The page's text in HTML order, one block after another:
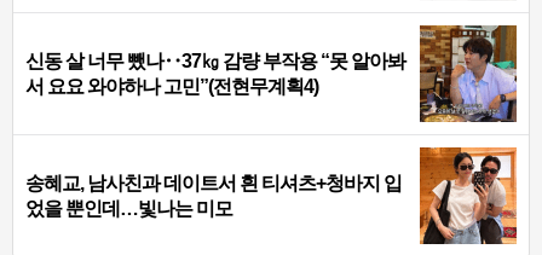
신동 살 너무 뺐나‥37㎏ 감량 부작용 “못 알아봐
서 요요 와야하나 고민”(전현무계획4)
송혜교, 남사친과 데이트서 흰 티셔츠+청바지 입
었을 뿐인데…빛나는 미모